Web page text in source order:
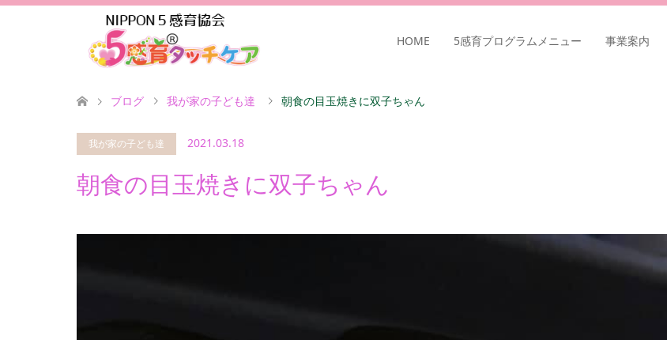
HOME 5感育プログラムメニュー 事業案内
ブログ 我が家の子ども達 朝食の目玉焼きに双子ちゃん
我が家の子ども達 2021.03.18
朝食の目玉焼きに双子ちゃん